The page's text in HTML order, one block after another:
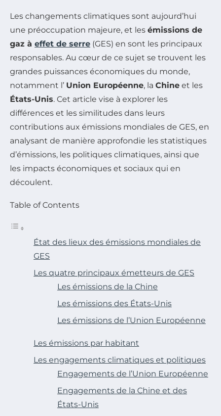
Les changements climatiques sont aujourd’hui
une préoccupation majeure, et les émissions de
gaz à effet de serre (GES) en sont les principaux
responsables. Au cœur de ce sujet se trouvent les
grandes puissances économiques du monde,
notamment l’ Union Européenne, la Chine et les
États-Unis. Cet article vise à explorer les
différences et les similitudes dans leurs
contributions aux émissions mondiales de GES, en
analysant de manière approfondie les statistiques
d’émissions, les politiques climatiques, ainsi que
les impacts économiques et sociaux qui en
découlent.
Table of Contents
État des lieux des émissions mondiales de
GES
Les quatre principaux émetteurs de GES
Les émissions de la Chine
Les émissions des États-Unis
Les émissions de l’Union Européenne
Les émissions par habitant
Les engagements climatiques et politiques
Engagements de l’Union Européenne
Engagements de la Chine et des
États-Unis